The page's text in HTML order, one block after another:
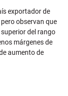
exportador de
observan que
del rango
márgenes de
aumento de